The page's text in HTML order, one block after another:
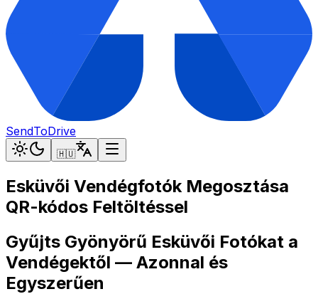
SendToDrive
🇭🇺
Esküvői Vendégfotók Megosztása
QR-kódos Feltöltéssel
Gyűjts Gyönyörű Esküvői Fotókat a
Vendégektől — Azonnal és
Egyszerűen